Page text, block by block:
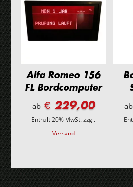
Alfa Romeo 156
FL Bordcomputer
ab€ 229,00
Enthält 20% MwSt.zzgl.
Versand
ab